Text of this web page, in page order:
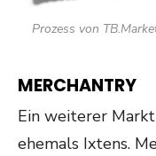
Prozess von
MERCHANTRY
Ein weiterer
ehemals Ixtens.